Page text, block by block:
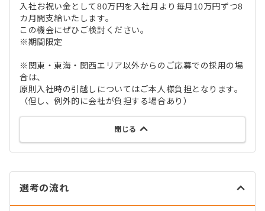
入社お祝い金として80万円を入社月より毎月10万円ずつ8
カ月間支給いたします。
この機会にぜひご検討ください。
※期間限定
※関東・東海・関西エリア以外からのご応募での採用の場
合は、
原則入社時の引越しについてはご本人様負担となります。
（但し、例外的に会社が負担する場合あり）
閉じる
選考の流れ